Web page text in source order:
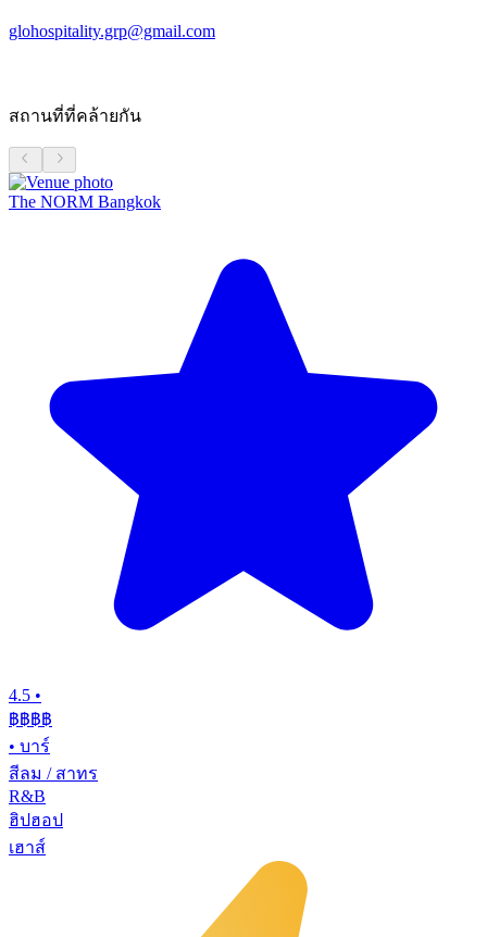
glohospitality.grp@gmail.com
สถานที่ที่คล้ายกัน
The NORM Bangkok
4.5 •
฿฿฿฿
• บาร์
สีลม / สาทร
R&B
ฮิปฮอป
เฮาส์